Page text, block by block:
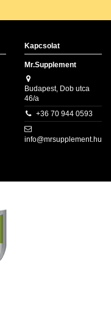
Kapcsolat
Mr.Supplement
Budapest, Dob utca
46/a
+36 70 944 0593
info@mrsupplement.hu